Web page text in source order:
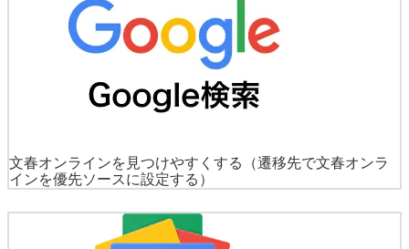
文春オンラインを見つけやすくする
（遷移先で文春オンラ
インを優先ソースに設定する）